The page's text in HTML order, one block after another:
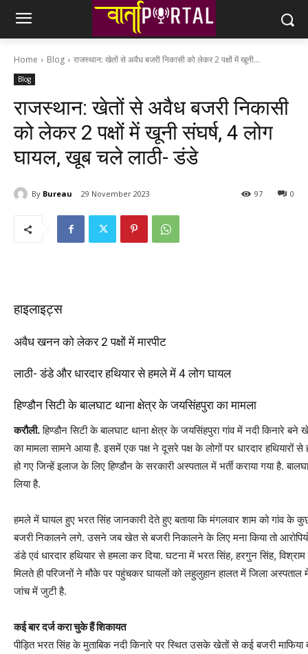
Home Blog राजस्थान: खेतों से अवैध बजरी निकासी को लेकर 2 पक्षों में खूनी...
Blog
राजस्थान: खेतों से अवैध बजरी निकासी
को लेकर 2 पक्षों में खूनी संघर्ष, 4 लोग
घायल, खूब चले लाठी- डंडे
By Bureau 29 November 2023 0
97
हाइलाइट्स
अवैध खनन को लेकर 2 पक्षों में मारपीट
लाठी- डंडे और धारदार हथियार से हमले में 4 लोग घायल
हिण्डौन सिटी के बालघाट थाना क्षेत्र के जयसिंहपुरा का मामला
करौली.हिण्डौन सिटी के बालघाट थाना क्षेत्र के जयसिंहपुरा गांव में नदी किनारे
का मामला सामने आया है. इसमें एक पक्ष ने दूसरे पक्ष के लोगों पर धारदार हथियारों
हो गए जिन्हें इलाज के लिए हिण्डौन के सरकारी अस्पताल में भर्ती कराया गया है.
लिया है.
हमले में घायल हुए भरत सिंह जानकारी देते हुए बताया कि मंगलवार शाम को
बजरी निकालने लगे. उसने जब खेत से बजरी निकालने के लिए मना किया तो
डंडे एवं धारदार हथियार से हमला कर दिया. घटना में भरत सिंह, हरगुन सिंह,
मिलते ही परिजनों ने मौके पर पहुंचकर घायलों को लहुलुहान हालत में जिला अस्पताल
जांच में जुटी है.
कई बार दर्ज करा चुके हैं शिकायत
पीड़ित भरत सिंह के मुताबिक नदी किनारे पर स्थित उसके खेतों से कई बजरी